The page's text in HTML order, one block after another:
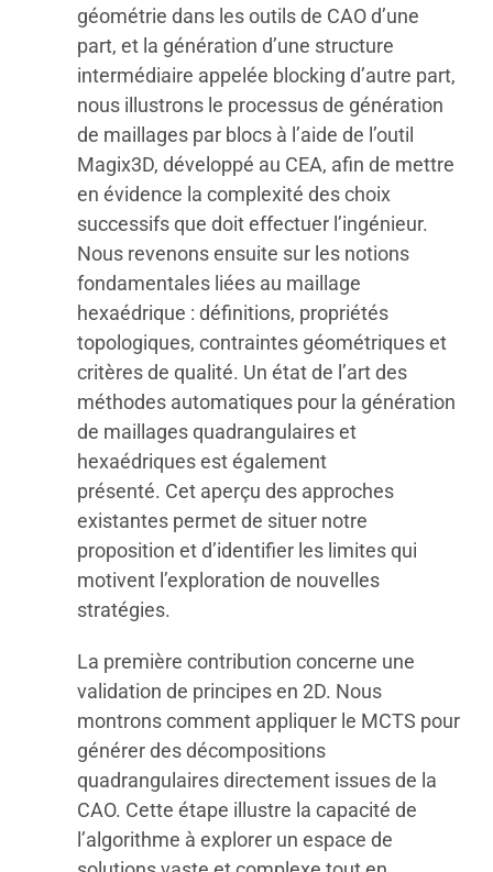
géométrie dans les outils de CAO d’une
part, et la génération d’une structure
intermédiaire appelée blocking d’autre part,
nous illustrons le processus de génération
de maillages par blocs à l’aide de l’outil
Magix3D, développé au CEA, afin de mettre
en évidence la complexité des choix
successifs que doit effectuer l’ingénieur.
Nous revenons ensuite sur les notions
fondamentales liées au maillage
hexaédrique : définitions, propriétés
topologiques, contraintes géométriques et
critères de qualité. Un état de l’art des
méthodes automatiques pour la génération
de maillages quadrangulaires et
hexaédriques est également
présenté. Cet aperçu des approches
existantes permet de situer notre
proposition et d’identifier les limites qui
motivent l’exploration de nouvelles
stratégies.
La première contribution concerne une
validation de principes en 2D. Nous
montrons comment appliquer le MCTS pour
générer des décompositions
quadrangulaires directement issues de la
CAO. Cette étape illustre la capacité de
l’algorithme à explorer un espace de